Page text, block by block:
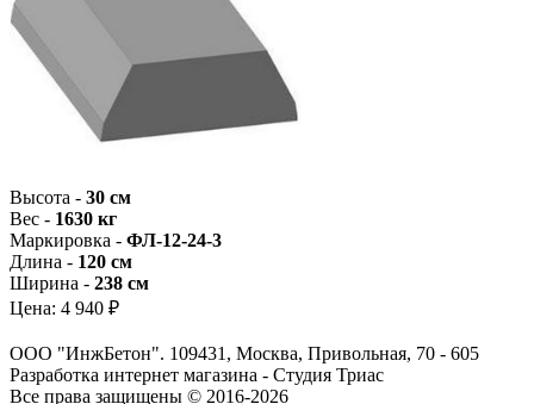
Высота - 30 см
Вес - 1630 кг
Маркировка - ФЛ-12-24-3
Длина - 120 см
Ширина - 238 см
Цена: 4 940 ₽
ООО "ИнжБетон". 109431, Москва, Привольная, 70 - 605
Разработка интернет магазина - Студия Триас
Все права защищены © 2016-2026